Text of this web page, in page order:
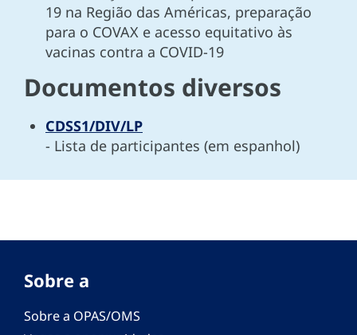
19 na Região das Américas, preparação
para o COVAX e acesso equitativo às
vacinas contra a COVID-19
Documentos diversos
CDSS1/DIV/LP
- Lista de participantes (em espanhol)
Sobre a
Sobre a OPAS/OMS